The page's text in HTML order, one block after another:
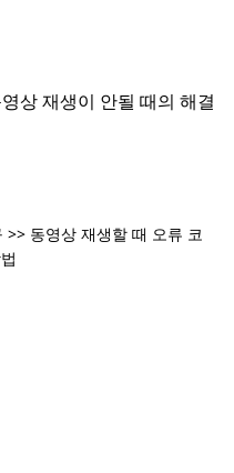
상 재생이 안될 때의 해결
>> 동영상 재생할 때 오류 코